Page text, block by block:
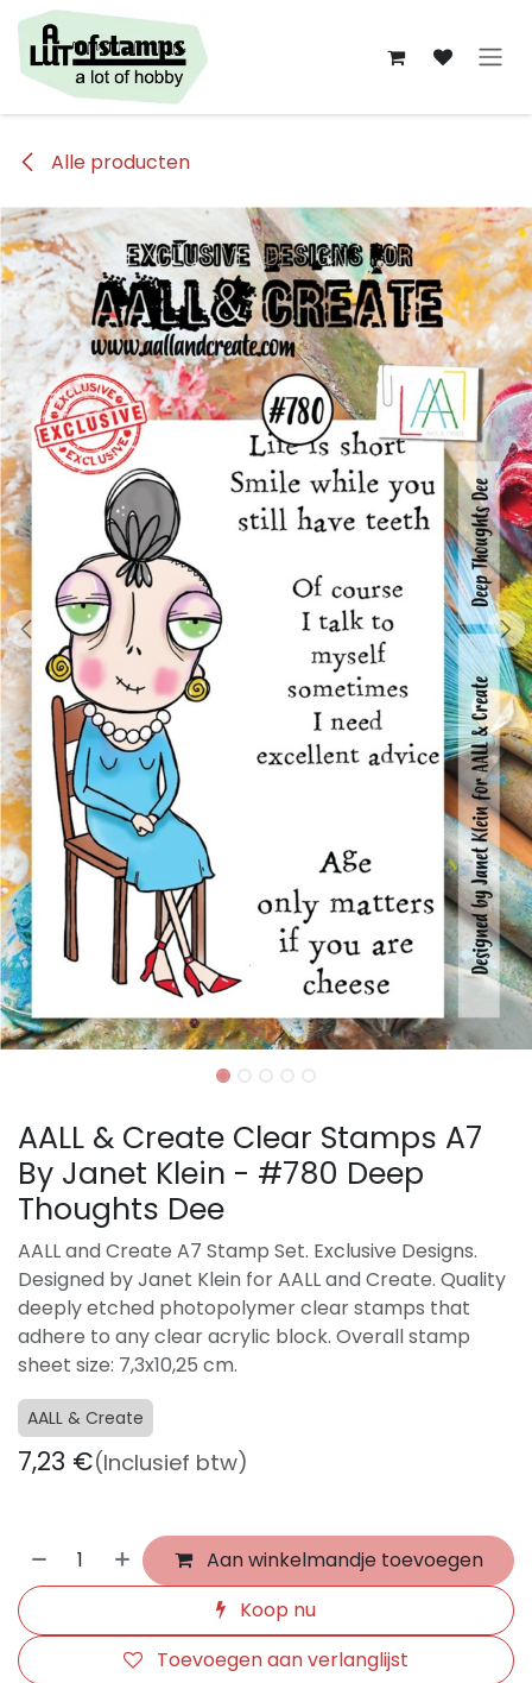
Overslaan naar inhoud
Alle producten
AALL & Create Clear Stamps A7
By Janet Klein - #780 Deep
Thoughts Dee
AALL and Create A7 Stamp Set. Exclusive Designs.
Designed by Janet Klein for AALL and Create. Quality
deeply etched photopolymer clear stamps that
adhere to any clear acrylic block. Overall stamp
sheet size: 7,3x10,25 cm.
AALL & Create
7,23 €(Inclusief btw)
Aan winkelmandje toevoegen
Koop nu
Toevoegen aan verlanglijst